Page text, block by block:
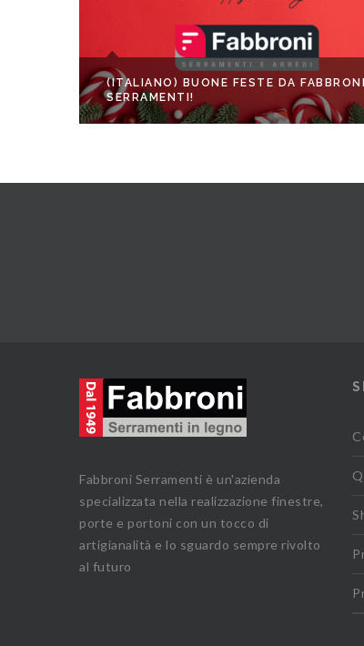
(ITALIANO) BUONE FESTE DA FABBRONI
SERRAMENTI!
Fabbroni Serramenti è un'azienda
specializzata nella realizzazione finestre,
porte e portoni con un tocco di
artigianalità e lo sguardo sempre rivolto
al futuro